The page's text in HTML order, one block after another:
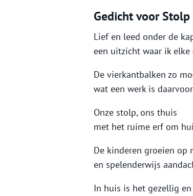
Gedicht voor
Lief en leed onder de
een uitzicht waar ik
De vierkantbalken zo
wat een werk is
Onze stolp, ons thuis
met het ruime erf om
De kinderen groeien op
en spelenderwijs
In huis is het gezellig